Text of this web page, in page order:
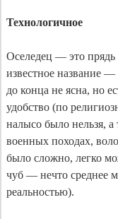
Технологичное
Оселедец — это прядь
известное название
до конца не ясна, но
удобство (по
налысо было нельзя, а
военных походах,
было сложно, легко
чуб — нечто среднее
реальностью).